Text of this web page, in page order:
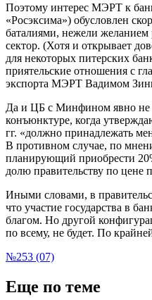
Поэтому интерес МЭРТ к
«Росэксима») обусловлен
баталиями, нежели желанием
сектор. (Хотя и открывает
для некоторых питерских
приятельские отношения с
экспорта МЭРТ Вадимом
Да и ЦБ с Минфином явно не
конъюнктуре, когда
гг. «должно принадлежать
В противном случае, по
планирующий приобрести
долю правительству по цене
Иными словами, в
что участие государства в
благом. Но другой
по всему, не будет. По
№253 (07)
Еще по теме